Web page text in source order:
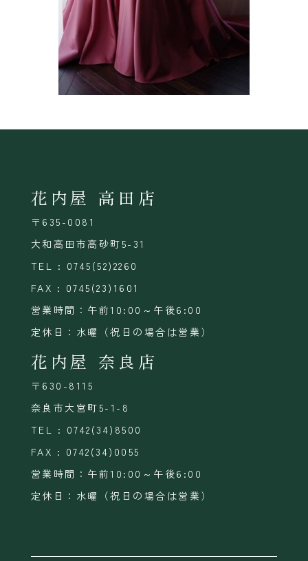
花内屋 高田店
〒635-0081
大和高田市高砂町5-31
TEL : 0745(52)2260
FAX : 0745(23)1601
営業時間：午前10:00～午後6:00
定休日：水曜（祝日の場合は営業）
花内屋 奈良店
〒630-8115
奈良市大宮町5-1-8
TEL : 0742(34)8500
FAX : 0742(34)0055
営業時間：午前10:00～午後6:00
定休日：水曜（祝日の場合は営業）